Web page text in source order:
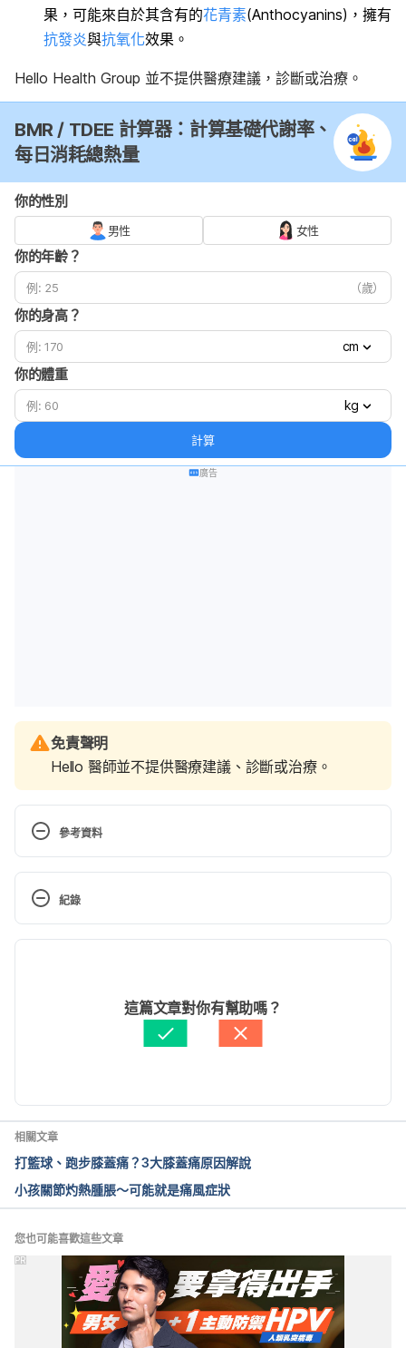
果，可能來自於其含有的花青素(Anthocyanins)，擁有
抗發炎與抗氧化效果。
Hello Health Group 並不提供醫療建議，診斷或治療。
BMR / TDEE 計算器：計算基礎代謝率、
每日消耗總熱量
你的性別
男性 女性
你的年齡？
（歲）
你的身高？
cm
你的體重
kg
計算
廣告
免責聲明
Hello 醫師並不提供醫療建議、診斷或治療。
參考資料
What’s the Relationship Between Gout and Sugar?
https://www.healthline.com/health/gout-and-
sugar#gout-and-fructose. Accessed December 31,
https://www.mayoclinic.org/healthy-
lifestyle/nutrition-and-healthy-eating/in-
depth/gout-diet/art-20048524. Accessed
Best Diet for Gout: What to Eat, What to Avoid.
https://www.healthline.com/nutrition/best-diet-for-
What to eat and what to avoid with gout.
2.php#eat. Accessed December 31, 2019.
Gout Diet: Foods to Eat and Those to Avoid.
https://www.webmd.com/arthritis/gout-diet-curb-
flares. Accessed December 31, 2019.
紀錄
于承宇
賴建翰醫師
這篇文章對你有幫助嗎？
相關文章
打籃球、跑步膝蓋痛？3大膝蓋痛原因解說
小孩關節灼熱腫脹～可能就是痛風症狀
您也可能喜歡這些文章
PR